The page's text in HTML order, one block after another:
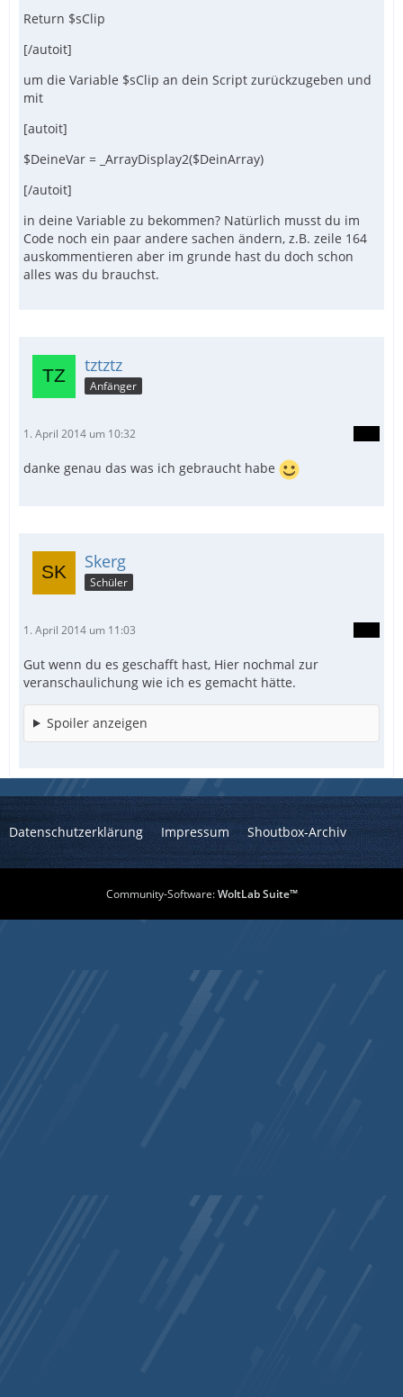
Return $sClip
[/autoit]
um die Variable $sClip an dein Script zurückzugeben und
mit
[autoit]
$DeineVar = _ArrayDisplay2($DeinArray)
[/autoit]
in deine Variable zu bekommen? Natürlich musst du im
Code noch ein paar andere sachen ändern, z.B. zeile 164
auskommentieren aber im grunde hast du doch schon
alles was du brauchst.
tztztz
Anfänger
1. April 2014 um 10:32
danke genau das was ich gebraucht habe
Skerg
Schüler
1. April 2014 um 11:03
Gut wenn du es geschafft hast, Hier nochmal zur
veranschaulichung wie ich es gemacht hätte.
Spoiler anzeigen
Datenschutzerklärung Impressum Shoutbox-Archiv
Community-Software:WoltLab Suite™